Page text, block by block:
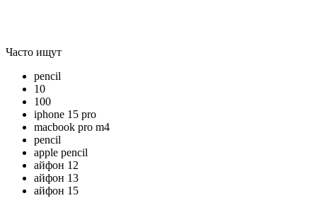
Часто ищут
pencil
10
100
iphone 15 pro
macbook pro m4
pencil
apple pencil
айфон 12
айфон 13
айфон 15